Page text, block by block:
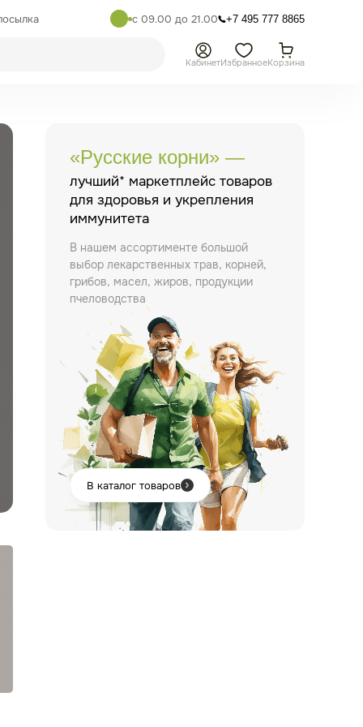
с 09.00 до 21.00 +7 495 777 8865
КабинетИзбранноеКорзина
«Русские корни» —
лучший* маркетплейс товаров
для здоровья и укрепления
иммунитета
В нашем ассортименте большой
выбор лекарственных трав, корней,
грибов, масел, жиров, продукции
пчеловодства
В каталог товаров